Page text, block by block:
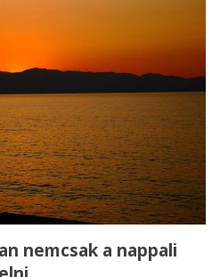
nemcsak a nappali